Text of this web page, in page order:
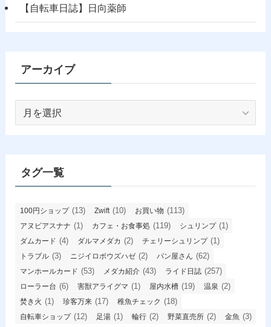
【自転車日誌】日向薬師
アーカイブ
タグ一覧
100円ショップ(13) Zwift(10) お買い物 (113)
アヌビアスナナ (1) カフェ・お食事処 (119) シュリンプ(1)
ダムカード (4) ダルマメダカ (2) チェリーシュリンプ(1)
トラブル (3) ニジイロボウズハゼ (2) パン屋さん (62)
マンホールカード (53) メダカ紹介 (43) ライド日誌 (257)
ローラー台 (6) 害獣アライグマ (1) 屋内水槽 (19) 温泉 (2)
焚き火 (1) 珍客万来 (17) 稚魚チェック (18)
自転車ショップ(12) 足湯 (1) 輪行 (2) 野菜直売所 (2) 金魚 (3)